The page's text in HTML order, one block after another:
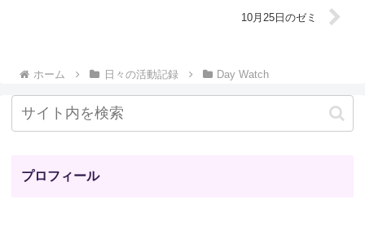
10月25日のゼミ
ホーム 日々の活動記録 Day Watch
プロフィール